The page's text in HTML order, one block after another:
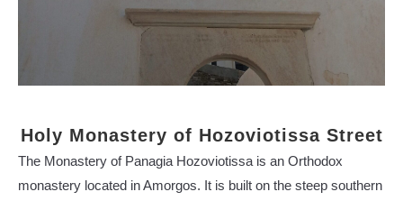
Holy Monastery of Hozoviotissa Street
The Monastery of Panagia Hozoviotissa is an Orthodox
monastery located in Amorgos. It is built on the steep southern